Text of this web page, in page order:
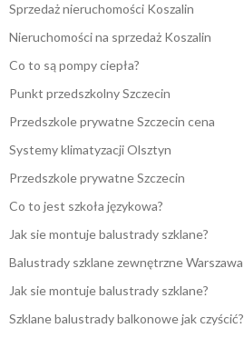
Sprzedaż nieruchomości Koszalin
Nieruchomości na sprzedaż Koszalin
Co to są pompy ciepła?
Punkt przedszkolny Szczecin
Przedszkole prywatne Szczecin cena
Systemy klimatyzacji Olsztyn
Przedszkole prywatne Szczecin
Co to jest szkoła językowa?
Jak sie montuje balustrady szklane?
Balustrady szklane zewnętrzne Warszawa
Jak sie montuje balustrady szklane?
Szklane balustrady balkonowe jak czyścić?